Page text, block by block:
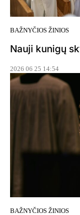
BAŽNYČIOS ŽINIOS
Nauji kunigų
2026 06 25 14:54
BAŽNYČIOS ŽINIOS